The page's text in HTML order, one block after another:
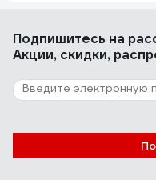
Подпишитесь на
Акции, скидки,